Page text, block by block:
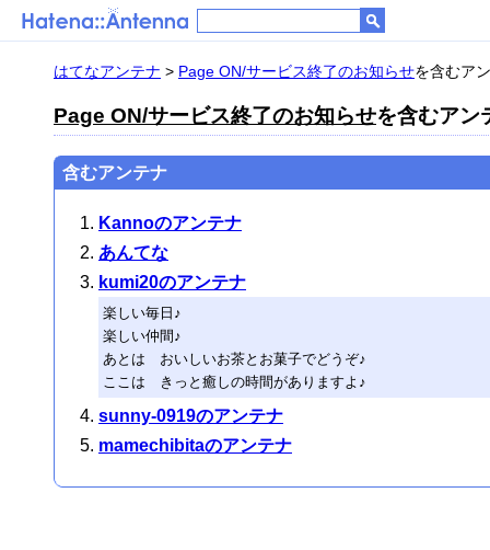
はてなアンテナ > Page ON/サービス終了のお知らせを含むア
Page ON/サービス終了のお知らせを含むアン
含むアンテナ
Kannoのアンテナ
あんてな
kumi20のアンテナ
楽しい毎日♪
楽しい仲間♪
あとは おいしいお茶とお菓子でどうぞ♪
ここは きっと癒しの時間がありますよ♪
sunny-0919のアンテナ
mamechibitaのアンテナ